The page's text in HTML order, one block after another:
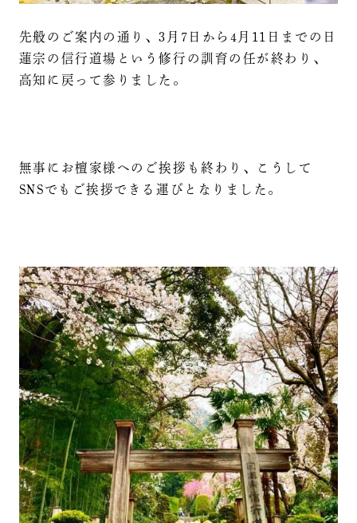
先般のご案内の通り、3月7日から4月11日までの日
蓮宗の信行道場という修行の訓育の任が終わり、
高知に戻って参りました。
無事にお檀家様へのご挨拶も終わり、こうして
SNSでもご挨拶できる運びとなりました。